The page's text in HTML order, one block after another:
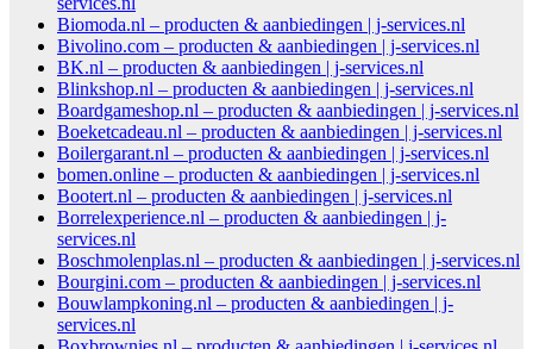
Biomoda.nl – producten & aanbiedingen | j-services.nl
Bivolino.com – producten & aanbiedingen | j-services.nl
BK.nl – producten & aanbiedingen | j-services.nl
Blinkshop.nl – producten & aanbiedingen | j-services.nl
Boardgameshop.nl – producten & aanbiedingen | j-services.nl
Boeketcadeau.nl – producten & aanbiedingen | j-services.nl
Boilergarant.nl – producten & aanbiedingen | j-services.nl
bomen.online – producten & aanbiedingen | j-services.nl
Bootert.nl – producten & aanbiedingen | j-services.nl
Borrelexperience.nl – producten & aanbiedingen | j-
services.nl
Boschmolenplas.nl – producten & aanbiedingen | j-services.nl
Bourgini.com – producten & aanbiedingen | j-services.nl
Bouwlampkoning.nl – producten & aanbiedingen | j-
services.nl